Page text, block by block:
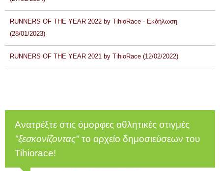
RUNNERS OF THE YEAR 2022 by TihioRace - Εκδήλωση
(28/01/2023)
RUNNERS OF THE YEAR 2021 by TihioRace (12/02/2022)
Ανατρέξτε στις όμορφες αθλητικές στιγμές
"ξεσκονίζοντας"το αρχείο δημοσιεύσεων του
Tihiorace!